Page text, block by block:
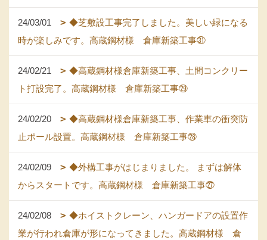
24/03/01
◆芝敷設工事完了しました。美しい緑になる
時が楽しみです。高蔵鋼材様 倉庫新築工事㉛
24/02/21
◆高蔵鋼材様倉庫新築工事、土間コンクリー
ト打設完了。高蔵鋼材様 倉庫新築工事㉙
24/02/20
◆高蔵鋼材様倉庫新築工事、作業車の衝突防
止ポール設置。高蔵鋼材様 倉庫新築工事㉘
24/02/09
◆外構工事がはじまりました。 まずは解体
からスタートです。高蔵鋼材様 倉庫新築工事㉗
24/02/08
◆ホイストクレーン、ハンガードアの設置作
業が行われ倉庫が形になってきました。高蔵鋼材様 倉